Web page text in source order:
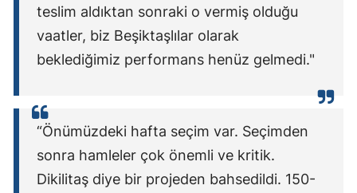
teslim aldıktan sonraki o vermiş olduğu
vaatler, biz Beşiktaşlılar olarak
beklediğimiz performans henüz gelmedi."
“Önümüzdeki hafta seçim var. Seçimden
sonra hamleler çok önemli ve kritik.
Dikilitaş diye bir projeden bahsedildi. 150-